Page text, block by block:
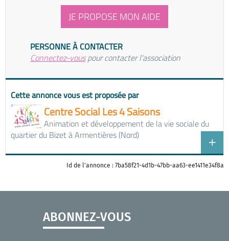
JE PROPOSE MON AIDE
PERSONNE À CONTACTER
Connectez-vouspour contacter l'association
Cette annonce vous est proposée par
Centre Social Les 4 Saisons
Animation et développement de la vie sociale du
quartier du Bizet à Armentières (Nord)
Id de l'annonce : 7ba58f21-4d1b-47bb-aa63-ee1411e34f8a
ABONNEZ-VOUS